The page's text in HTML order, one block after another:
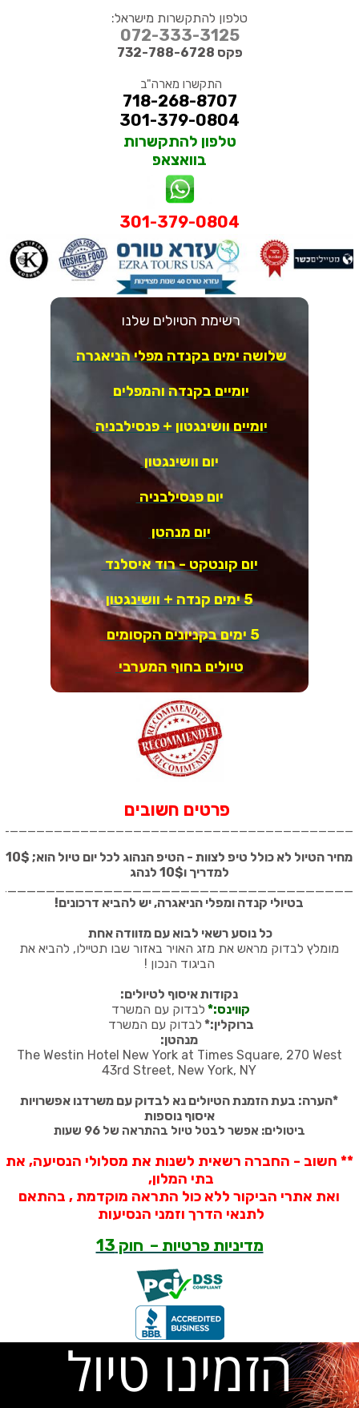
טלפון להתקשרות מישראל:
072-333-3125
פקס 732-788-6728
הזמינו טיול
פרטים חשובים
מחיר הטיול לא כולל טיפ לצוות - הטיפ הנהוג לכל יום טיול הוא; 10$
למדריך ו10$ לנהג
בטיולי קנדה ומפלי הניאגרה, יש להביא דרכונים!
כל נוסע רשאי לבוא עם מזוודה אחת
מומלץ לבדוק מראש את מזג האויר באזור שבו תטיילו, להביא את
הביגוד הנכון !
נקודות איסוף לטיולים:
קווינס:* לבדוק עם המשרד
ברוקלין:* לבדוק עם המשרד
מנהטן:
The Westin Hotel New York at Times Square, 270 West
43rd Street, New York, NY
*הערה: בעת הזמנת הטיולים נא לבדוק עם משרדנו אפשרויות
איסוף נוספות
ביטולים: אפשר לבטל טיול בהתראה של 96 שעות
** חשוב - החברה רשאית לשנות את מסלולי הנסיעה, את
בתי המלון,
ואת אתרי הביקור ללא כול התראה מוקדמת , בהתאם
לתנאי הדרך וזמני הנסיעות
רשימת הטיולים שלנו
שלושה ימים בקנדה מפלי הניאגרה
יומיים בקנדה והמפלים
יומיים וושינגטון + פנסילבניה
יום וושינגטון
יום פנסילבניה
יום מנהטן
יום קונטקט - רוד איסלנד
5 ימים קנדה + וושינגטון
5 ימים בקניונים הקסומים
טיולים בחוף המערבי
טלפון להתקשרות
בוואצאפ
301-379-0804
התקשרו מארה"ב
718-268-8707
301-379-0804
מדיניות פרטיות – חוק 13